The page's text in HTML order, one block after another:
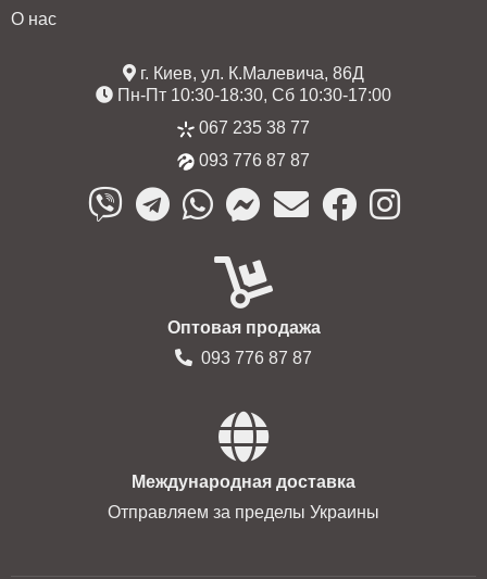
О нас
г. Киев, ул. К.Малевича, 86Д
Пн-Пт 10:30-18:30, Сб 10:30-17:00
067 235 38 77
093 776 87 87
Оптовая продажа
093 776 87 87
Международная доставка
Отправляем за пределы Украины